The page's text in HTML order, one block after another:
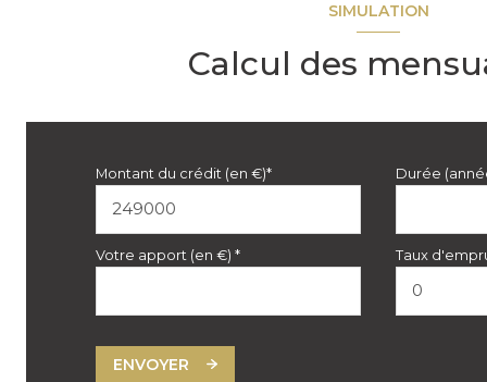
SIMULATION
Calcul des
Montant du crédit (en €)* Durée
Votre apport (en €) * Taux
ENVOYER